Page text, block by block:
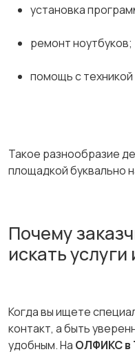
установка
ремонт ноутбуков;
помощь с
Такое разнообразие
площадкой буквально
Почему
искать
Когда вы ищете
контакт, а быть
удобным. На ОЛФИКС в